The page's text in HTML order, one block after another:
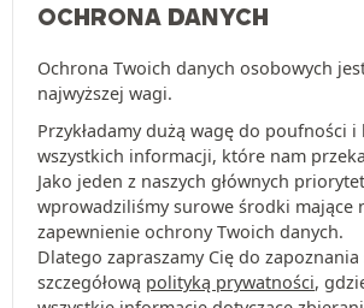
OCHRONA DANYCH
Ochrona Twoich danych osobowych
najwyższej wagi.
Przykładamy dużą wagę do poufności i
wszystkich informacji, które nam
Jako jeden z naszych głównych
wprowadziliśmy surowe środki mające
zapewnienie ochrony Twoich danych.
Dlatego zapraszamy Cię do zapoznania
szczegółową polityką prywatności,